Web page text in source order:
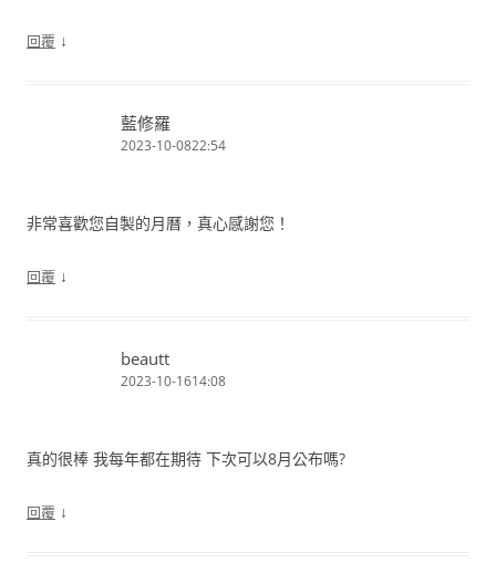
回覆 ↓
藍修羅
2023-10-0822:54
非常喜歡您自製的月曆，真心感謝您！
回覆 ↓
beautt
2023-10-1614:08
真的很棒 我每年都在期待 下次可以8月公布嗎?
回覆 ↓